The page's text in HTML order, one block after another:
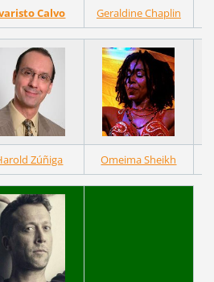
Calvo Geraldine Chaplin
Zúñiga Omeima Sheikh